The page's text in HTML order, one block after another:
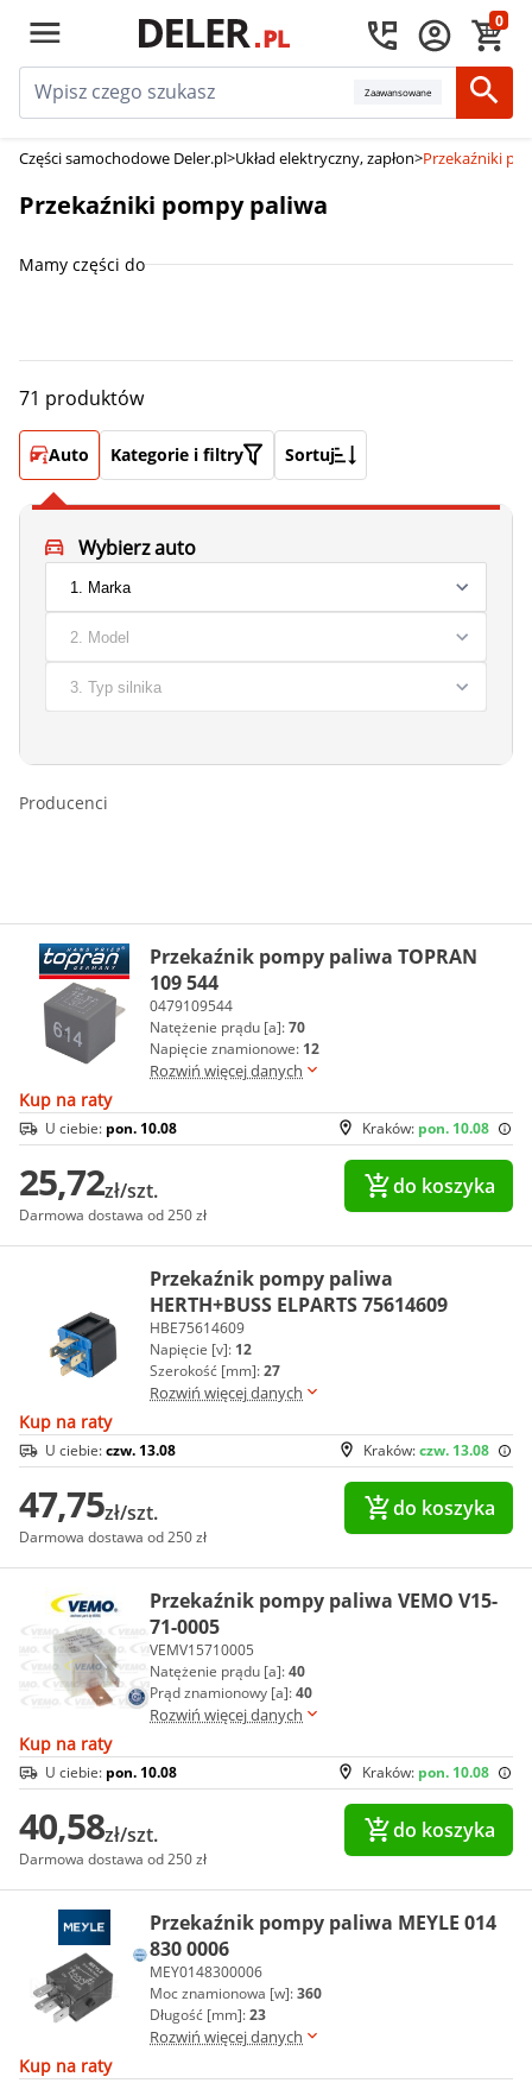
0
Zaawansowane
Części samochodowe Deler.pl>Układ elektryczny, zapłon>Przekaźniki
Przekaźniki pompy paliwa
Mamy części do
71 produktów
Auto Kategorie i filtry Sortuj
Wybierz auto
Producenci
Przekaźnik pompy paliwa TOPRAN
109 544
0479109544
Natężenie prądu [a]:70
Napięcie znamionowe: 12
Rozwiń więcej danych
Kup na raty
Kraków: pon. 10.08
U ciebie: pon. 10.08
25,72zł/szt.
Darmowa dostawa od 250 zł
do koszyka
Przekaźnik pompy paliwa
HERTH+BUSS ELPARTS 75614609
HBE75614609
Napięcie [v]: 12
Szerokość [mm]:27
Rozwiń więcej danych
Kup na raty
Kraków:czw. 13.08
U ciebie:czw. 13.08
47,75zł/szt.
Darmowa dostawa od 250 zł
do koszyka
Przekaźnik pompy paliwa VEMO V15-
71-0005
VEMV15710005
Natężenie prądu [a]:40
Prąd znamionowy [a]:40
Rozwiń więcej danych
Kup na raty
Kraków: pon. 10.08
U ciebie: pon. 10.08
40,58zł/szt.
Darmowa dostawa od 250 zł
do koszyka
Przekaźnik pompy paliwa MEYLE 014
830 0006
MEY0148300006
Moc znamionowa [w]:360
Długość [mm]:23
Rozwiń więcej danych
Kup na raty